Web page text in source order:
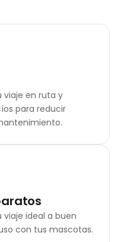
viaje en ruta y
para reducir
viaje ideal a buen
con tus mascotas.